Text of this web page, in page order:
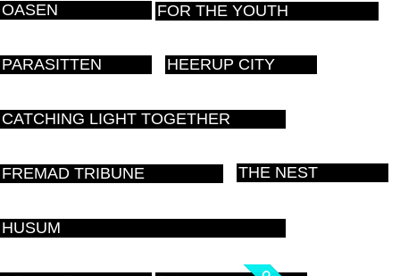
OASEN FOR THE YOUTH
PARASITTEN HEERUP CITY
CATCHING LIGHT TOGETHER
FREMAD TRIBUNE THE NEST
HUSUM